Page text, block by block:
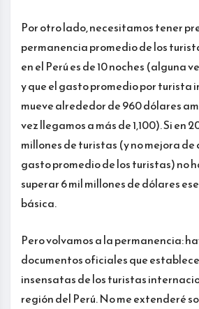
Por otro lado, necesitamos tener
permanencia promedio de los
en el Perú es de 10 noches (alguna
y que el gasto promedio por turista
mueve alrededor de 960 dólares
vez llegamos a más de 1,100). Si en
millones de turistas (y no mejora de
gasto promedio de los turistas) no
superar 6 mil millones de dólares
básica.
Pero volvamos a la permanencia:
documentos oficiales que
insensatas de los turistas
región del Perú. No me extenderé